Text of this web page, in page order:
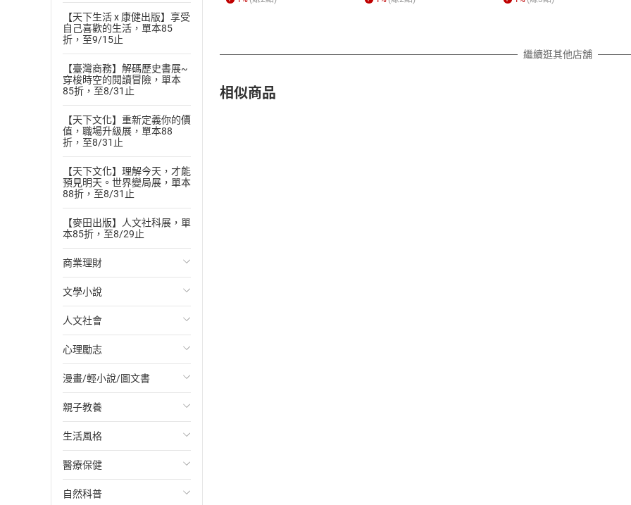
【天下生活 x 康健出版】享受
自己喜歡的生活，單本85
折，至9/15止
【臺灣商務】解碼歷史書展~
穿梭時空的閱讀冒險，單本
85折，至8/31止
【天下文化】重新定義你的價
值，職場升級展，單本88
折，至8/31止
【天下文化】理解今天，才能
預見明天。世界變局展，單本
88折，至8/31止
【麥田出版】人文社科展，單
本85折，至8/29止
商業理財
投資理財
經濟/趨勢
財務/金融
管理/領導
職場工作術
成功法
行銷/廣告
傳記
文學小說
歐美文學
日本文學
韓國文學
華文文學
經典文學
成長/家庭生活小說
懸疑/推理小說
人文社會
國際關係
政治
社會科學
台灣/中國歷史
日/韓歷史
其他歷史/史學
心理勵志
心靈成長/情緒
人際關係
兩性關係
心理學
漫畫/輕小說/圖文書
輕小說
奇幻/科幻
愛情故事
職場/社會寫實
親子教養
教育現場
兒童文學/故事
兒童科普/學習
生活風格
飲食/食譜
健身/美顏
醫療保健
健康/養生
自然科普
繼續逛其他店舖
相似商品